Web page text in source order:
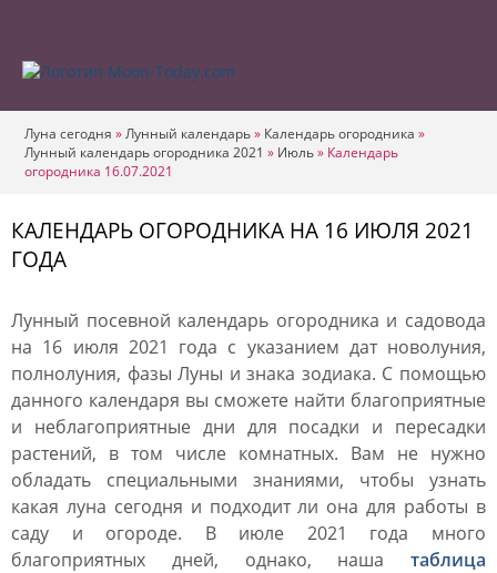
Луна сегодня »Лунный календарь» Календарь огородника »
Лунный календарь огородника 2021 » Июль» Календарь
огородника 16.07.2021
КАЛЕНДАРЬ ОГОРОДНИКА НА 16 ИЮЛЯ 2021
ГОДА
Лунный посевной календарь огородника и садовода
на 16 июля 2021 года с указанием дат новолуния,
полнолуния, фазы Луны и знака зодиака. С помощью
данного календаря вы сможете найти благоприятные
и неблагоприятные дни для посадки и пересадки
растений, в том числе комнатных. Вам не нужно
обладать специальными знаниями, чтобы узнать
какая луна сегодня и подходит ли она для работы в
саду и огороде. В июле 2021 года много
благоприятных дней, однако, наша таблица